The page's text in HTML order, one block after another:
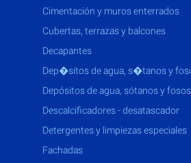
cimentación y muros enterrados
cubertas, terrazas y balcones
decapantes
dep�sitos de agua, s�tanos y
depósitos de agua, sótanos y
descalcificadores - desatascador
detergentes y limpiezas especiales
fachadas